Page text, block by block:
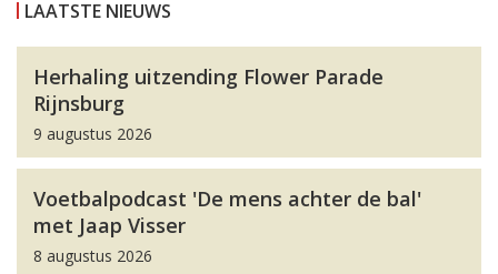
LAATSTE NIEUWS
Herhaling uitzending Flower Parade
Rijnsburg
9 augustus 2026
Voetbalpodcast 'De mens achter de bal'
met Jaap Visser
8 augustus 2026